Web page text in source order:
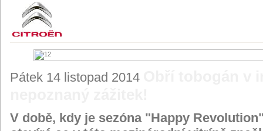
Pátek 14 listopad 2014
V době, kdy je sezóna "Happy